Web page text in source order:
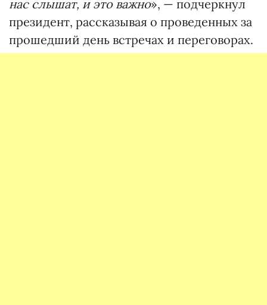
нас слышат, и это важно», — подчеркнул
президент, рассказывая о проведенных за
прошедший день встречах и переговорах.